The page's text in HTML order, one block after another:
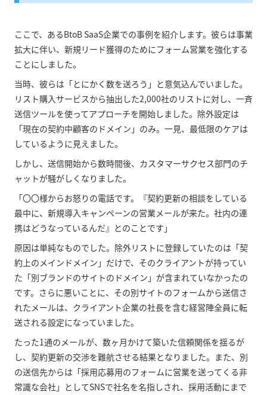
ここで、あるBtoB SaaS企業での事例を紹介します。彼らは事業
拡大に伴い、新規リード獲得のためにフォーム営業を強化する
ことにしました。
当時、彼らは「とにかく数を送ろう」と意気込んでいました。
リスト購入サービスから抽出した2,000社のリストに対し、一斉
送信ツールを使ってアプローチを開始しました。除外設定は
「現在の契約中顧客のドメイン」のみ。一見、最低限のケアは
しているように見えました。
しかし、送信開始から数時間後、カスタマーサクセス部門のチ
ャットが騒がしくなりました。
「〇〇様からお怒りの電話です。『契約更新の相談をしている
最中に、新規導入キャンペーンの営業メールが来た。社内の連
携はどうなっているんだ』とのことです」
原因は単純なものでした。除外リストに登録していたのは「契
約上のメインドメイン」だけで、そのクライアントが持ってい
た「別ブランドのサイトのドメイン」が含まれていなかったの
です。さらに悪いことに、その別サイトのフォームから送信さ
れたメールは、クライアント企業の社長を含む経営陣全員に転
送される設定になっていました。
たった1通のメールが、数ヶ月かけて築いた信頼関係を揺るが
し、契約更新の交渉を難航させる結果となりました。また、別
の送信先からは「採用応募用のフォームに営業を送ってくる非
常識な会社」としてSNSで社名を名指しされ、採用活動にまで